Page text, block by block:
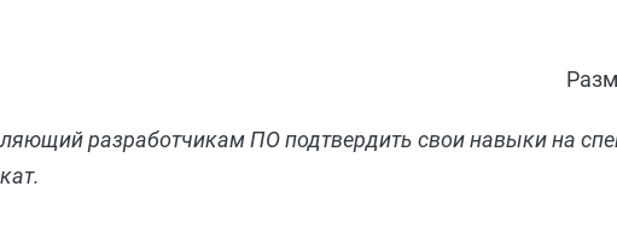
разработчикам ПО подтвердить свои навыки на